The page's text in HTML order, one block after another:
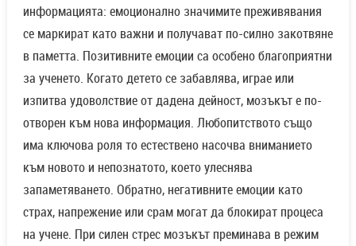
информацията: емоционално значимите преживявания
се маркират като важни и получават по-силно закотвяне
в паметта. Позитивните емоции са особено благоприятни
за ученето. Когато детето се забавлява, играе или
изпитва удоволствие от дадена дейност, мозъкът е по-
отворен към нова информация. Любопитството също
има ключова роля то естествено насочва вниманието
към новото и непознатото, което улеснява
запаметяването. Обратно, негативните емоции като
страх, напрежение или срам могат да блокират процеса
на учене. При силен стрес мозъкът преминава в режим